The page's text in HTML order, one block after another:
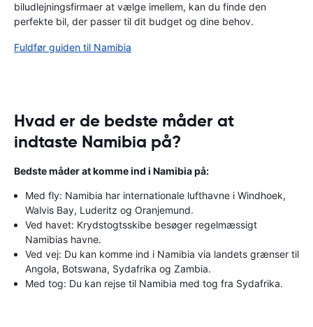
biludlejningsfirmaer at vælge imellem, kan du finde den
perfekte bil, der passer til dit budget og dine behov.
Fuldfør guiden til Namibia
Hvad er de bedste måder at
indtaste Namibia på?
Bedste måder at komme ind i Namibia på:
Med fly: Namibia har internationale lufthavne i Windhoek,
Walvis Bay, Luderitz og Oranjemund.
Ved havet: Krydstogtsskibe besøger regelmæssigt
Namibias havne.
Ved vej: Du kan komme ind i Namibia via landets grænser til
Angola, Botswana, Sydafrika og Zambia.
Med tog: Du kan rejse til Namibia med tog fra Sydafrika.